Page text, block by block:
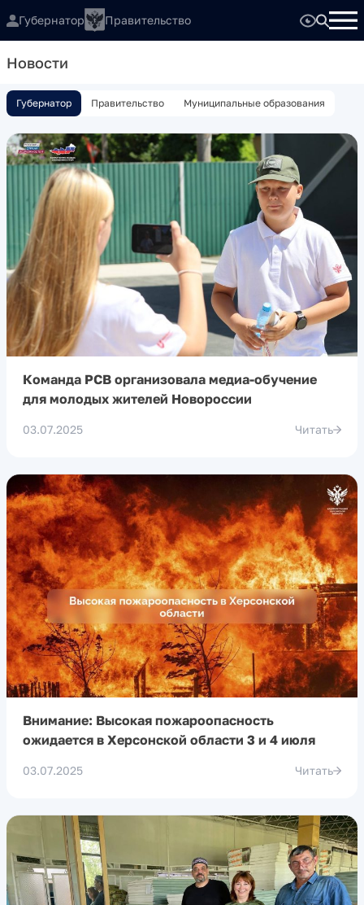
Губернатор Правительство
Новости
Губернатор Правительство Муниципальные образования
Команда РСВ организовала медиа-обучение
для молодых жителей Новороссии
03.07.2025 Читать
Внимание: Высокая пожароопасность
ожидается в Херсонской области 3 и 4 июля
03.07.2025 Читать